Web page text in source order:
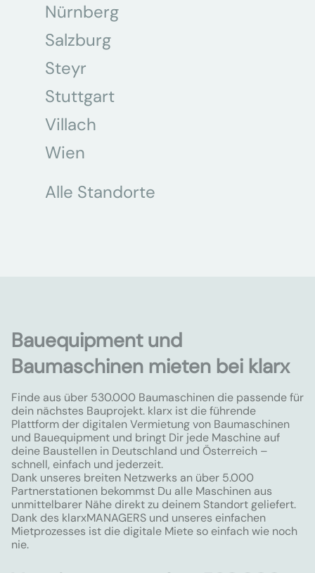
Nürnberg
Salzburg
Steyr
Stuttgart
Villach
Wien
Alle Standorte
Bauequipment und
Baumaschinen mieten bei klarx
Finde aus über 530.000 Baumaschinen die passende für
dein nächstes Bauprojekt. klarx ist die führende
Plattform der digitalen Vermietung von Baumaschinen
und Bauequipment und bringt Dir jede Maschine auf
deine Baustellen in Deutschland und Österreich –
schnell, einfach und jederzeit.
Dank unseres breiten Netzwerks an über 5.000
Partnerstationen bekommst Du alle Maschinen aus
unmittelbarer Nähe direkt zu deinem Standort geliefert.
Dank des klarxMANAGERS und unseres einfachen
Mietprozesses ist die digitale Miete so einfach wie noch
nie.